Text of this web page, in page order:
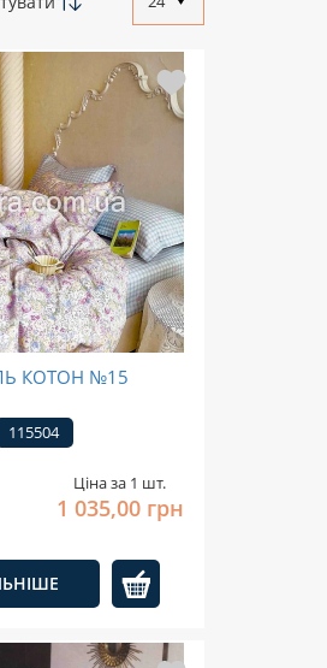
КОТОН №15
115504
Ціна за 1 шт.
1 035,00 грн